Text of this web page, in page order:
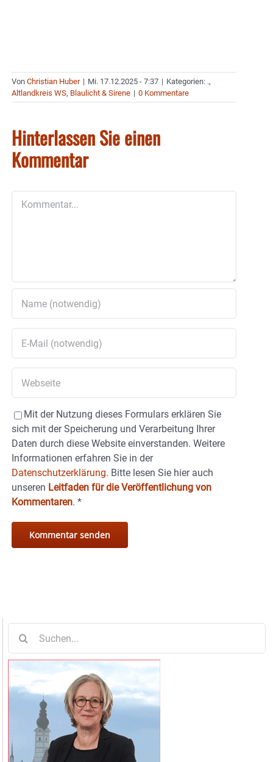
Von Christian Huber | Mi. 17.12.2025 - 7:37 | Kategorien: .,
Altlandkreis WS, Blaulicht & Sirene | 0 Kommentare
Hinterlassen Sie einen
Kommentar
Mit der Nutzung dieses Formulars erklären Sie
sich mit der Speicherung und Verarbeitung Ihrer
Daten durch diese Website einverstanden. Weitere
Informationen erfahren Sie in der
Datenschutzerklärung. Bitte lesen Sie hier auch
unseren Leitfaden für die Veröffentlichung von
Kommentaren. *
nach: